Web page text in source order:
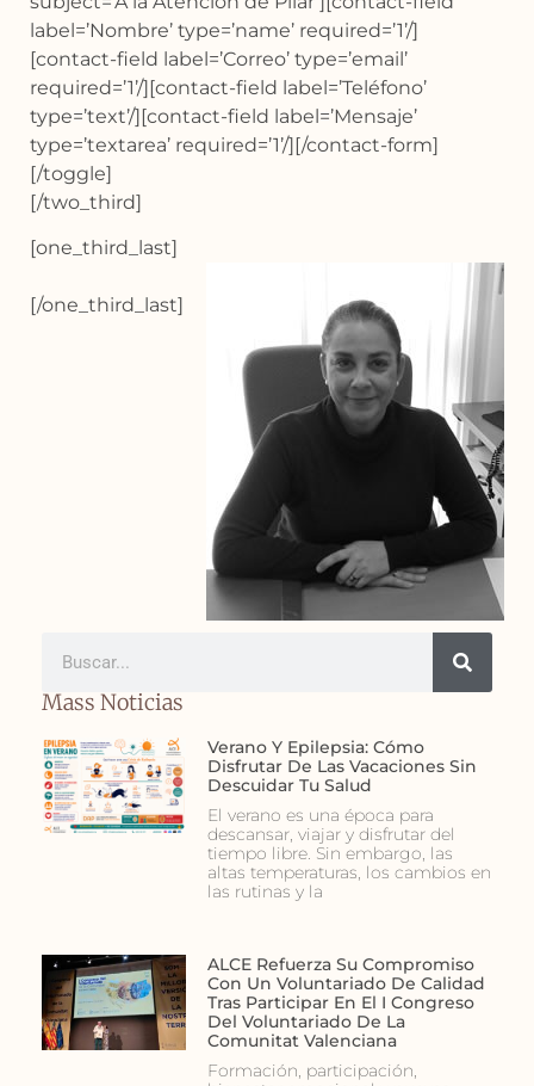
label=’Nombre’ type=’name’ required=’1’/]
[contact-field label=’Correo’ type=’email’
required=’1’/][contact-field label=’Teléfono’
type=’text’/][contact-field label=’Mensaje’
type=’textarea’ required=’1’/][/contact-form]
[/toggle]
[/two_third]
[one_third_last]
[/one_third_last]
Mass Noticias
Verano Y Epilepsia: Cómo
Disfrutar De Las Vacaciones Sin
Descuidar Tu Salud
El verano es una época para
descansar, viajar y disfrutar del
tiempo libre. Sin embargo, las
altas temperaturas, los cambios en
las rutinas y la
ALCE Refuerza Su Compromiso
Con Un Voluntariado De Calidad
Tras Participar En El I Congreso
Del Voluntariado De La
Comunitat Valenciana
Formación, participación,